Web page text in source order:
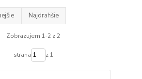
Najdrahšie
Zobrazujem 1-2 z 2
strana z 1